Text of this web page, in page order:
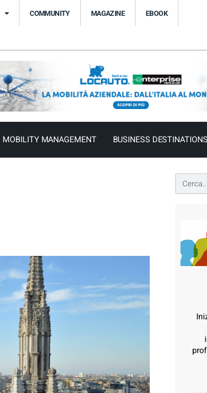
COMMUNITY MAGAZINE EBOOK
MOBILITY MANAGEMENT BUSINESS DESTINATIONS